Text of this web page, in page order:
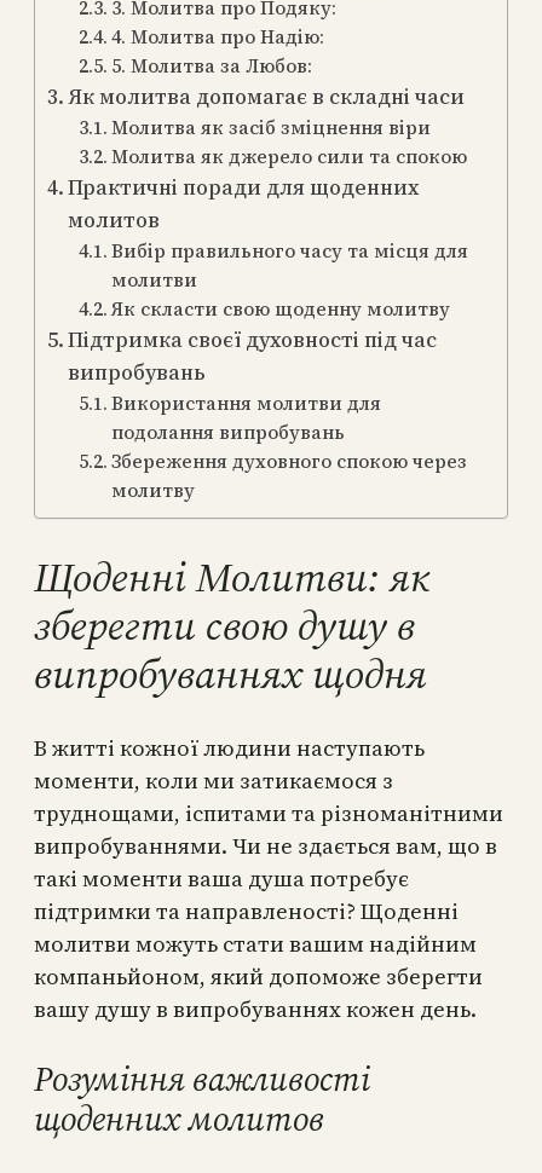
3. Молитва про Подяку:
4. Молитва про Надію:
5. Молитва за Любов:
Як молитва допомагає в складні часи
Молитва як засіб зміцнення віри
Молитва як джерело сили та спокою
Практичні поради для щоденних
молитов
Вибір правильного часу та місця для
молитви
Як скласти свою щоденну молитву
Підтримка своєї духовності під час
випробувань
Використання молитви для
подолання випробувань
Збереження духовного спокою через
молитву
Щоденні Молитви: як
зберегти свою душу в
випробуваннях щодня
В житті кожної людини наступають
моменти, коли ми затикаємося з
труднощами, іспитами та різноманітними
випробуваннями. Чи не здається вам, що в
такі моменти ваша душа потребує
підтримки та направленості? Щоденні
молитви можуть стати вашим надійним
компаньйоном, який допоможе зберегти
вашу душу в випробуваннях кожен день.
Розуміння важливості
щоденних молитов